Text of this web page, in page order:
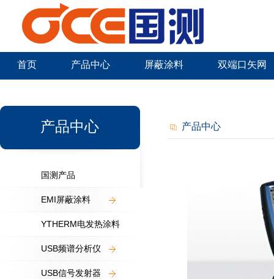
首页 产品中心 屏蔽涂料 双端口矢网
产品中心
国测产品
EMI屏蔽涂料
YTHERM电发热涂料
USB频谱分析仪
USB信号发射器
产品中心